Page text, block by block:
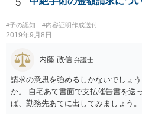
#子の認知 #内容証明作成送付
2019年9月8日
内藤 政信 弁護士
請求の意思を強めるしかないでしょ
か。 自宅あて書面で支払催告書を送
ば、勤務先あてに出してみましょう。